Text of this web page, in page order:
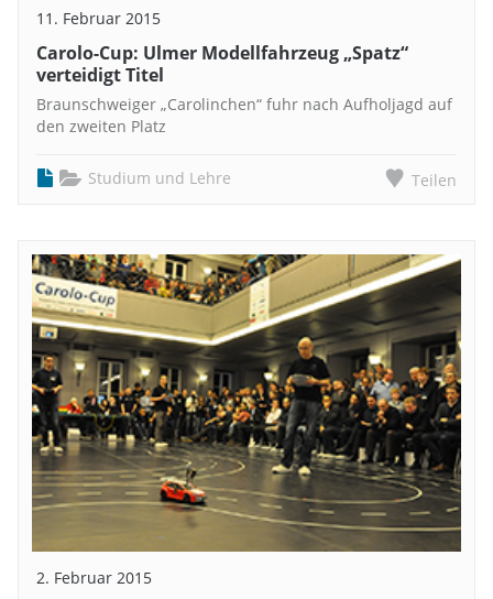
11. Februar 2015
Carolo-Cup: Ulmer Modellfahrzeug „Spatz“
verteidigt Titel
Braunschweiger „Carolinchen“ fuhr nach Aufholjagd auf
den zweiten Platz
Studium und Lehre Teilen
2. Februar 2015